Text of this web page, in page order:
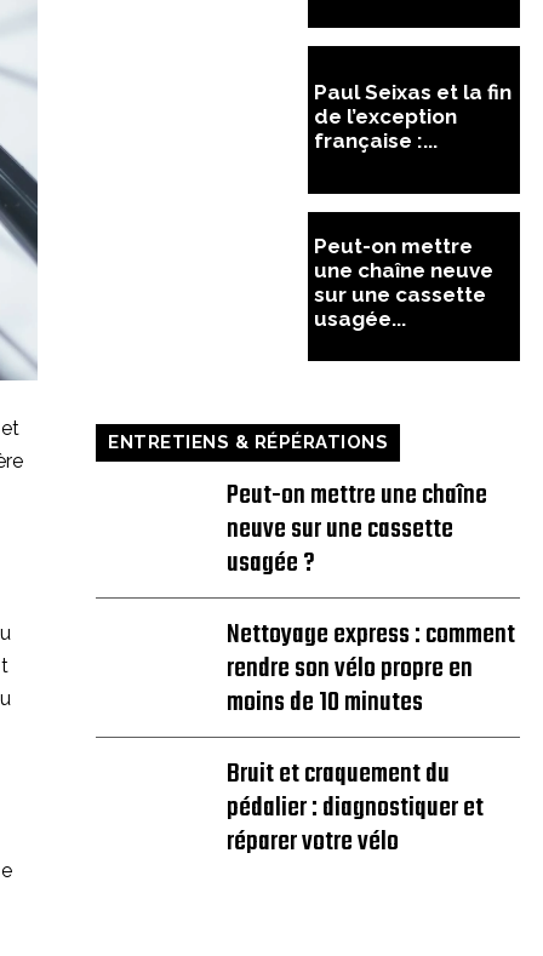
Paul Seixas et la fin
de l’exception
française :...
Peut-on mettre
une chaîne neuve
sur une cassette
usagée...
ENTRETIENS & RÉPÉRATIONS
Peut-on mettre une chaîne
neuve sur une cassette
usagée ?
Nettoyage express : comment
rendre son vélo propre en
moins de 10 minutes
Bruit et craquement du
pédalier : diagnostiquer et
réparer votre vélo